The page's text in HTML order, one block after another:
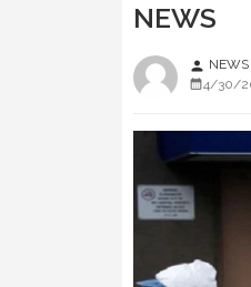
NEWS
person NEWS
4/30/